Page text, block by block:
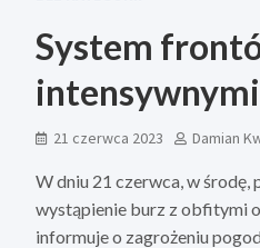
System
21 czerwca 2023 Damian
W dniu 21 czerwca, w
wystąpienie burz z obfitymi
informuje o zagrożeniu